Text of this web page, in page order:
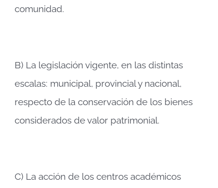
comunidad.
B) La legislación vigente, en las distintas
escalas: municipal, provincial y nacional,
respecto de la conservación de los bienes
considerados de valor patrimonial.
C) La acción de los centros académicos